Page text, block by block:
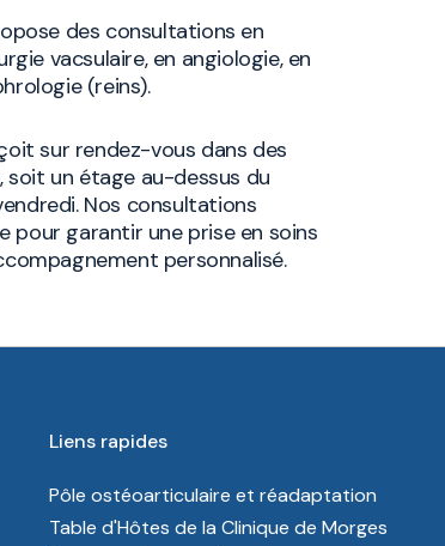
des consultations en
vacsulaire, en angiologie, en
(reins).
sur rendez-vous dans des
un étage au-dessus du
Nos consultations
pour garantir une prise en soins
personnalisé.
Liens rapides
Pôle ostéoarticulaire et réadaptation
Table d'Hôtes de la Clinique de Morges